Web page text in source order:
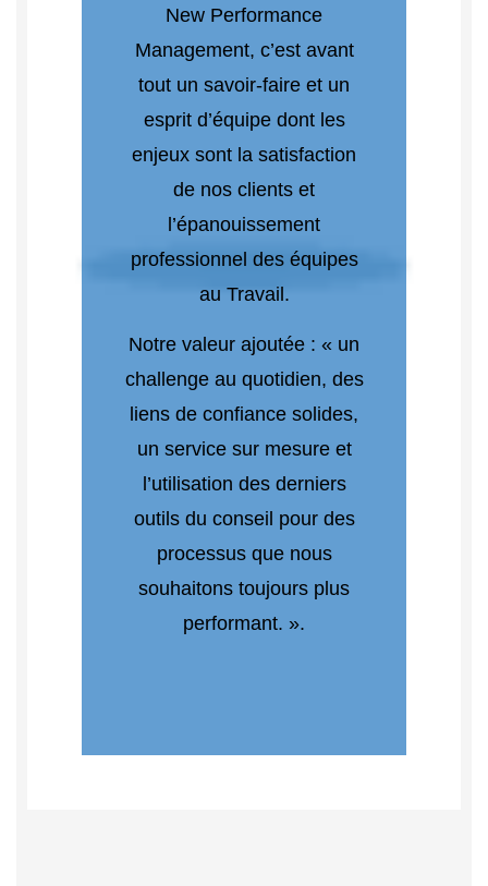
New Performance
Management, c’est avant
tout un savoir-faire et un
esprit d’équipe dont les
enjeux sont la satisfaction
de nos clients et
l’épanouissement
professionnel des équipes
au Travail.
Notre valeur ajoutée : « un
challenge au quotidien, des
liens de confiance solides,
un service sur mesure et
l’utilisation des derniers
outils du conseil pour des
processus que nous
souhaitons toujours plus
performant. ».